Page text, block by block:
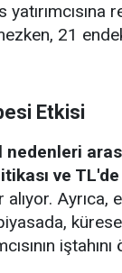
21
Etkisi
ve
alıyor.